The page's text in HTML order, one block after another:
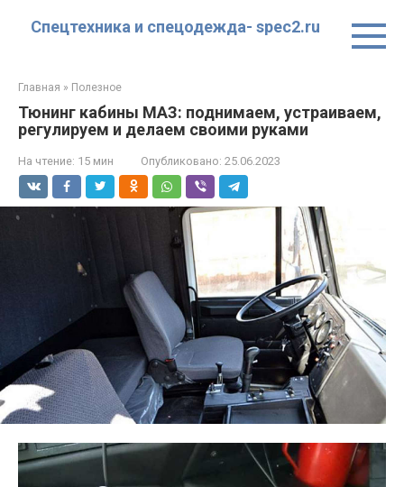
Спецтехника и спецодежда- spec2.ru
Главная » Полезное
Тюнинг кабины МАЗ: поднимаем, устраиваем,
регулируем и делаем своими руками
На чтение: 15 мин Опубликовано: 25.06.2023